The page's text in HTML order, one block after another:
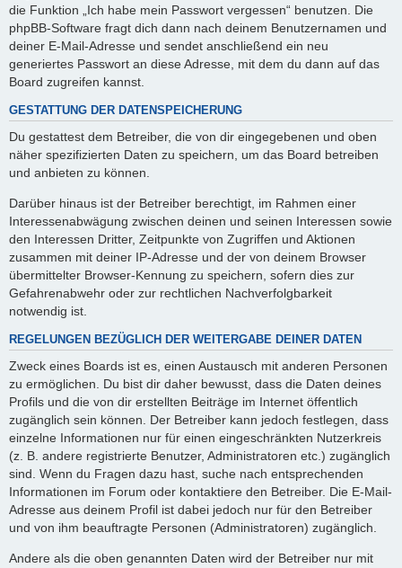
die Funktion „Ich habe mein Passwort vergessen“ benutzen. Die
phpBB-Software fragt dich dann nach deinem Benutzernamen und
deiner E-Mail-Adresse und sendet anschließend ein neu
generiertes Passwort an diese Adresse, mit dem du dann auf das
Board zugreifen kannst.
GESTATTUNG DER DATENSPEICHERUNG
Du gestattest dem Betreiber, die von dir eingegebenen und oben
näher spezifizierten Daten zu speichern, um das Board betreiben
und anbieten zu können.
Darüber hinaus ist der Betreiber berechtigt, im Rahmen einer
Interessenabwägung zwischen deinen und seinen Interessen sowie
den Interessen Dritter, Zeitpunkte von Zugriffen und Aktionen
zusammen mit deiner IP-Adresse und der von deinem Browser
übermittelter Browser-Kennung zu speichern, sofern dies zur
Gefahrenabwehr oder zur rechtlichen Nachverfolgbarkeit
notwendig ist.
REGELUNGEN BEZÜGLICH DER WEITERGABE DEINER DATEN
Zweck eines Boards ist es, einen Austausch mit anderen Personen
zu ermöglichen. Du bist dir daher bewusst, dass die Daten deines
Profils und die von dir erstellten Beiträge im Internet öffentlich
zugänglich sein können. Der Betreiber kann jedoch festlegen, dass
einzelne Informationen nur für einen eingeschränkten Nutzerkreis
(z. B. andere registrierte Benutzer, Administratoren etc.) zugänglich
sind. Wenn du Fragen dazu hast, suche nach entsprechenden
Informationen im Forum oder kontaktiere den Betreiber. Die E-Mail-
Adresse aus deinem Profil ist dabei jedoch nur für den Betreiber
und von ihm beauftragte Personen (Administratoren) zugänglich.
Andere als die oben genannten Daten wird der Betreiber nur mit